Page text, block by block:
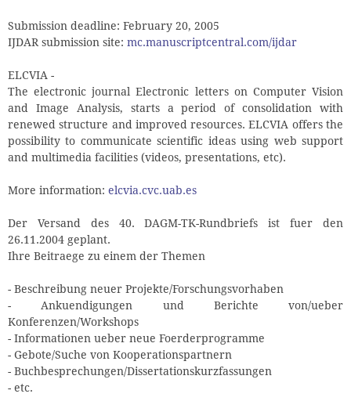
Submission deadline: February 20, 2005
IJDAR submission site: mc.manuscriptcentral.com/ijdar
ELCVIA -
The electronic journal Electronic letters on Computer Vision
and Image Analysis, starts a period of consolidation with
renewed structure and improved resources. ELCVIA offers the
possibility to communicate scientific ideas using web support
and multimedia facilities (videos, presentations, etc).
More information: elcvia.cvc.uab.es
Der Versand des 40. DAGM-TK-Rundbriefs ist fuer den
26.11.2004 geplant.
Ihre Beitraege zu einem der Themen
- Beschreibung neuer Projekte/Forschungsvorhaben
- Ankuendigungen und Berichte von/ueber
Konferenzen/Workshops
- Informationen ueber neue Foerderprogramme
- Gebote/Suche von Kooperationspartnern
- Buchbesprechungen/Dissertationskurzfassungen
- etc.